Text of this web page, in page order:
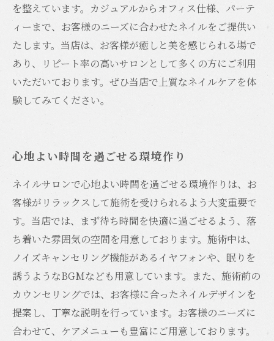
を整えています。カジュアルからオフィス仕様、パーテ
ィーまで、お客様のニーズに合わせたネイルをご提供い
たします。当店は、お客様が癒しと美を感じられる場で
あり、リピート率の高いサロンとして多くの方にご利用
いただいております。ぜひ当店で上質なネイルケアを体
験してみてください。
心地よい時間を過ごせる環境作り
ネイルサロンで心地よい時間を過ごせる環境作りは、お
客様がリラックスして施術を受けられるよう大変重要で
す。当店では、まず待ち時間を快適に過ごせるよう、落
ち着いた雰囲気の空間を用意しております。施術中は、
ノイズキャンセリング機能があるイヤフォンや、眠りを
誘うようなBGMなども用意しています。また、施術前の
カウンセリングでは、お客様に合ったネイルデザインを
提案し、丁寧な説明を行っています。お客様のニーズに
合わせて、ケアメニューも豊富にご用意しております。